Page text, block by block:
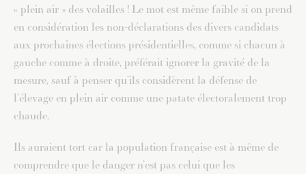
« plein air » des volailles ! Le mot est même faible si on prend
en considération les non-déclarations des divers candidats
aux prochaines élections présidentielles, comme si chacun à
gauche comme à droite, préférait ignorer la gravité de la
mesure, sauf à penser qu’ils considèrent la défense de
l’élevage en plein air comme une patate électoralement trop
chaude.
Ils auraient tort car la population française est à même de
comprendre que le danger n’est pas celui que les